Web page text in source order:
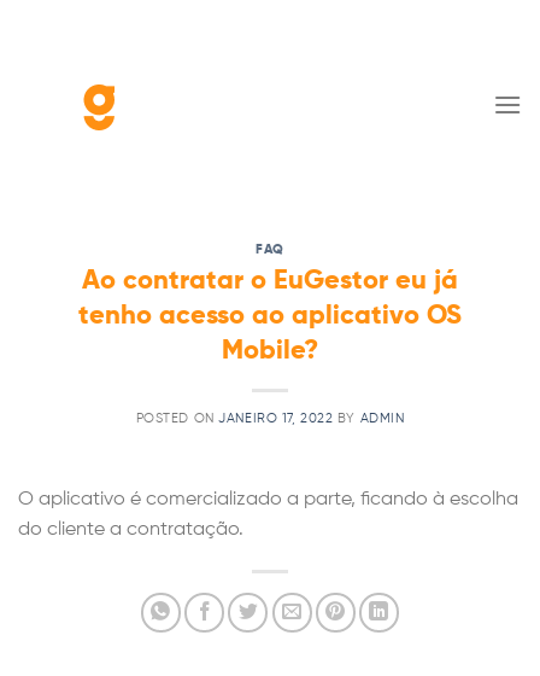
FAQ
Ao contratar o EuGestor eu já
tenho acesso ao aplicativo OS
Mobile?
POSTED ONJANEIRO 17, 2022 BY ADMIN
O aplicativo é comercializado a parte, ficando à escolha
do cliente a contratação.